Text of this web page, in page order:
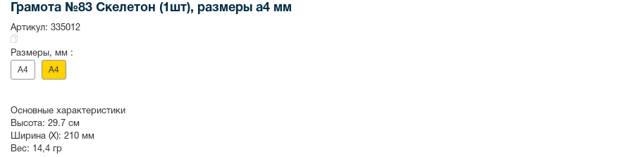
СУВЕНИРЫ
Грамота №83 Скелетон (1шт), размеры a4 мм
Артикул: 335012
Размеры, мм :
A4 A4
Основные характеристики
Высота: 29.7 см
Ширина (X): 210 мм
Вес: 14,4 гр